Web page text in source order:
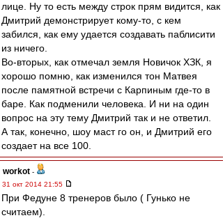
лице. Ну то есть между строк прям видится, как
Дмитрий демонстрирует кому-то, с кем
забился, как ему удается создавать паблисити
из ничего.
Во-вторых, как отмечал земля Новичок ХЗК, я
хорошо помню, как изменился тон Матвея
после памятной встречи с Карпиным где-то в
баре. Как подменили человека. И ни на один
вопрос на эту тему Дмитрий так и не ответил.
А так, конечно, шоу маст го он, и Дмитрий его
создает на все 100.
workоt -
31 окт 2014 21:55
При Федуне 8 тренеров было ( Гунько не
считаем).